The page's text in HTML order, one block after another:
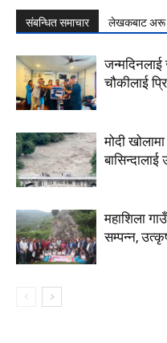
संबन्धित समाचार लेखकबाट अरू
जन्मदिनलाई
चौकीलाई
मोदी
महाशिला
सम्पन्न,